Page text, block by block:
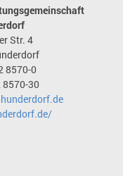
Str. 4
8570-0
30